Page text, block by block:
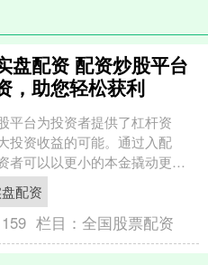
盘配资 配资炒股平台
，助您轻松获利
平台为投资者提供了杠杆资
投资收益的可能。通过入配
者可以以更小的本金撬动更大
从而获得更高的收益。 股票配
指投资者通过向配资....
配资
159 栏目：全国股票配资